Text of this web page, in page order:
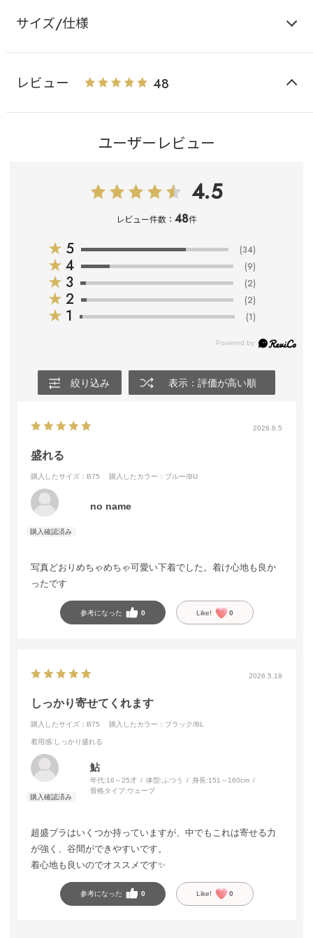
サイズ/仕様
レビュー 48
ユーザーレビュー
4.5
レビュー件数： 48件
★ 5 (34)
★ 4 (9)
★ 3 (2)
★ 2 (2)
★ 1 (1)
絞り込み 表示：評価が高い順
2026.6.5
盛れる
購入したサイズ：B75 購入したカラー：ブルー/BU
no name
写真どおりめちゃめちゃ可愛い下着でした。着け心地も良か
ったです
参考になった 0 Like! 0
2026.5.19
しっかり寄せてくれます
購入したサイズ：B75 購入したカラー：ブラック/BL
着用感:しっかり盛れる
鮎
年代:16～25才 体型: ふつう 身長:151～160cm
骨格タイプ:ウェーブ
超盛ブラはいくつか持っていますが、中でもこれは寄せる力
が強く、谷間ができやすいです。
着心地も良いのでオススメです✨
参考になった 0 Like! 0